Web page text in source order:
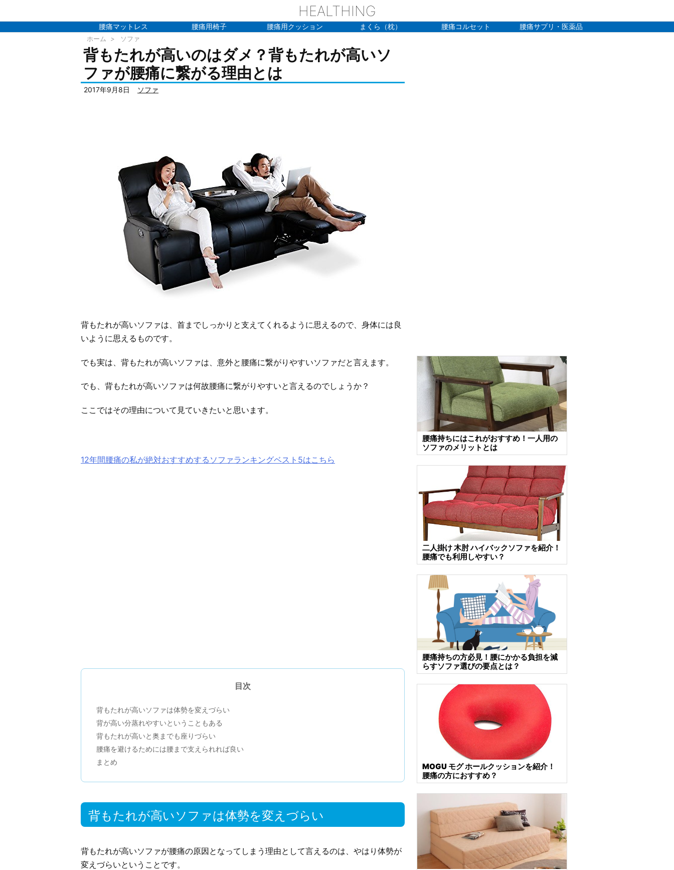
HEALTHING
腰痛マットレス 腰痛用椅子 腰痛用クッション まくら（枕） 腰痛コルセット 腰痛サプリ・医薬品
ホーム > ソファ
背もたれが高いのはダメ？背もたれが高いソ
ファが腰痛に繋がる理由とは
2017年9月8日 ソファ
背もたれが高いソファは、首までしっかりと支えてくれるように思えるので、身体には良
いように思えるものです。
でも実は、背もたれが高いソファは、意外と腰痛に繋がりやすいソファだと言えます。
でも、背もたれが高いソファは何故腰痛に繋がりやすいと言えるのでしょうか？
ここではその理由について見ていきたいと思います。
12年間腰痛の私が絶対おすすめするソファランキングベスト5はこちら
目次
背もたれが高いソファは体勢を変えづらい
背が高い分蒸れやすいということもある
背もたれが高いと奥までも座りづらい
腰痛を避けるためには腰まで支えられれば良い
まとめ
背もたれが高いソファは体勢を変えづらい
背もたれが高いソファが腰痛の原因となってしまう理由として言えるのは、やはり体勢が
変えづらいということです。
腰痛持ちにはこれがおすすめ！一人用の
ソファのメリットとは
二人掛け 木肘 ハイバックソファを紹介！
腰痛でも利用しやすい？
腰痛持ちの方必見！腰にかかる負担を減
らすソファ選びの要点とは？
MOGU モグ ホールクッションを紹介！
腰痛の方におすすめ？